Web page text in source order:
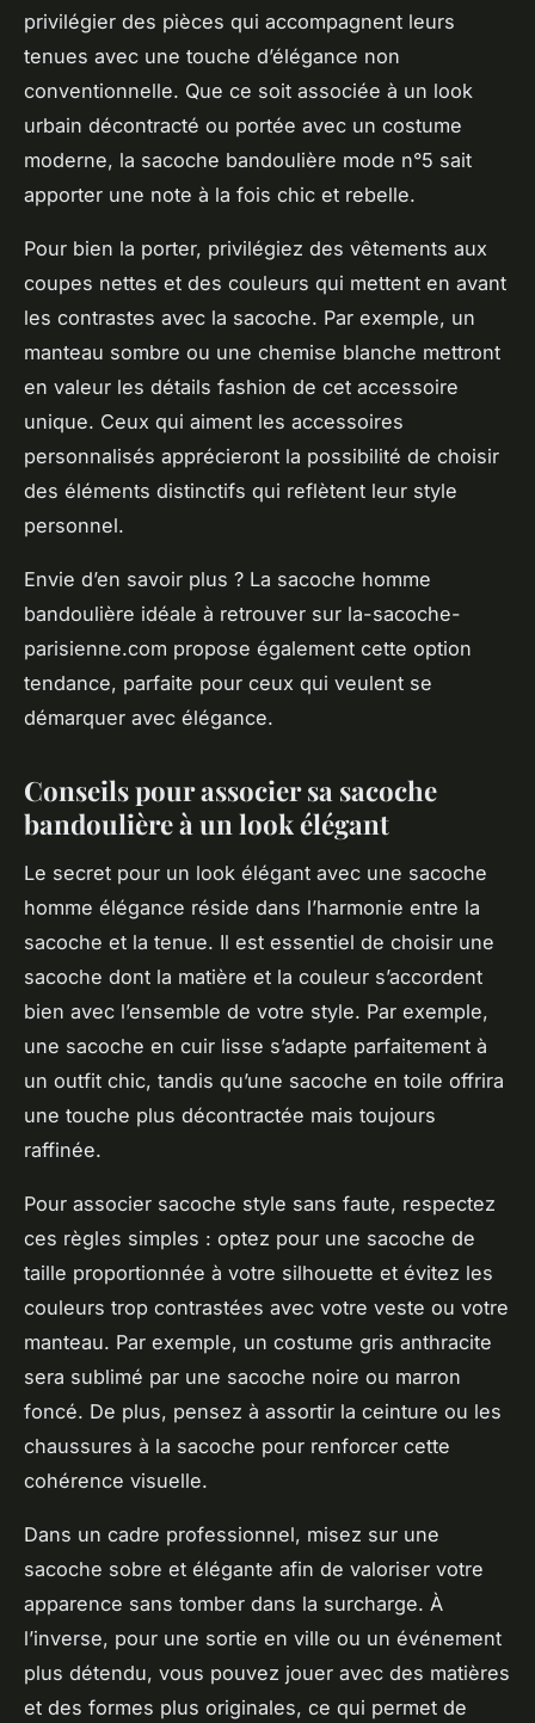
privilégier des pièces qui accompagnent leurs
tenues avec une touche d’élégance non
conventionnelle. Que ce soit associée à un look
urbain décontracté ou portée avec un costume
moderne, la sacoche bandoulière mode n°5 sait
apporter une note à la fois chic et rebelle.
Pour bien la porter, privilégiez des vêtements aux
coupes nettes et des couleurs qui mettent en avant
les contrastes avec la sacoche. Par exemple, un
manteau sombre ou une chemise blanche mettront
en valeur les détails fashion de cet accessoire
unique. Ceux qui aiment les accessoires
personnalisés apprécieront la possibilité de choisir
des éléments distinctifs qui reflètent leur style
personnel.
Envie d’en savoir plus ? La sacoche homme
bandoulière idéale à retrouver sur la-sacoche-
parisienne.com propose également cette option
tendance, parfaite pour ceux qui veulent se
démarquer avec élégance.
Conseils pour associer sa sacoche
bandoulière à un look élégant
Le secret pour un look élégant avec une sacoche
homme élégance réside dans l’harmonie entre la
sacoche et la tenue. Il est essentiel de choisir une
sacoche dont la matière et la couleur s’accordent
bien avec l’ensemble de votre style. Par exemple,
une sacoche en cuir lisse s’adapte parfaitement à
un outfit chic, tandis qu’une sacoche en toile offrira
une touche plus décontractée mais toujours
raffinée.
Pour associer sacoche style sans faute, respectez
ces règles simples : optez pour une sacoche de
taille proportionnée à votre silhouette et évitez les
couleurs trop contrastées avec votre veste ou votre
manteau. Par exemple, un costume gris anthracite
sera sublimé par une sacoche noire ou marron
foncé. De plus, pensez à assortir la ceinture ou les
chaussures à la sacoche pour renforcer cette
cohérence visuelle.
Dans un cadre professionnel, misez sur une
sacoche sobre et élégante afin de valoriser votre
apparence sans tomber dans la surcharge. À
l’inverse, pour une sortie en ville ou un événement
plus détendu, vous pouvez jouer avec des matières
et des formes plus originales, ce qui permet de